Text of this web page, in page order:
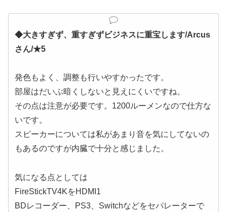
◆大きすぎず、重すぎずビジネスに重宝します/Arcus
さん/★5
発色もよく、調整も行いやすかったです。
部屋はだいぶ暗くしないと見えにくいですね。
その点は注意が必要です。1200ルーメンなので仕方な
いです。
スピーカーについては私があまり音を気にしてないの
もあるのですが内臓で十分と感じました。
気になる点としては
FireStickTV4KをHDMI1
BDレコーダー、PS3、Switchなどをセパレーターで